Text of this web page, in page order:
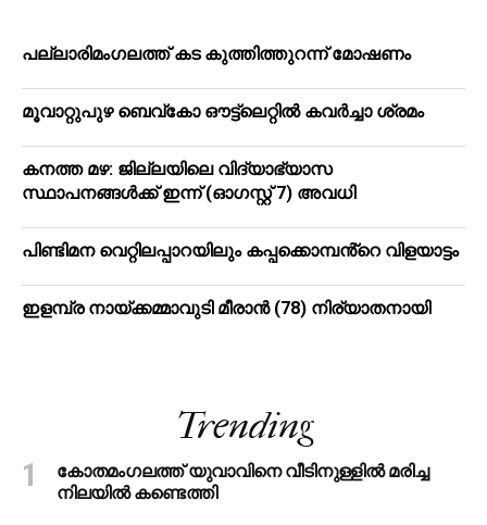
പ​ല്ലാ​രി​മം​ഗ​ല​ത്ത് ക​ട കു​ത്തി​ത്തുറ​ന്ന് മോ​ഷ​ണം
മൂ​വാ​റ്റു​പു​ഴ ബെ​വ്കോ ഔ​ട്ട്‌​ലെ​റ്റിൽ കവർച്ചാ ശ്രമം
കനത്ത മഴ: ജില്ലയിലെ വിദ്യാഭ്യാസ
സ്ഥാപനങ്ങള്‍ക്ക് ഇന്ന് (ഓഗസ്റ്റ് 7) അവധി
പിണ്ടിമന വെറ്റിലപ്പാറയിലും കപ്പക്കൊമ്പൻ്റെ വിളയാട്ടം
ഇളമ്പ്ര നായ്ക്കമ്മാവുടി മീരാൻ (78) നിര്യാതനായി
Trending
കോതമംഗലത്ത് യുവാവിനെ വീടിനുള്ളിൽ മരിച്ച
നിലയിൽ കണ്ടെത്തി